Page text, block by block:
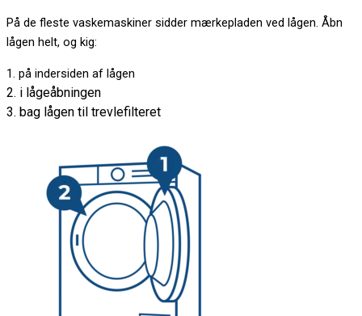
På de fleste vaskemaskiner sidder mærkepladen ved lågen. Åbn
lågen helt, og kig:
1. på indersiden af lågen
2. i lågeåbningen
3. bag lågen til trevlefilteret